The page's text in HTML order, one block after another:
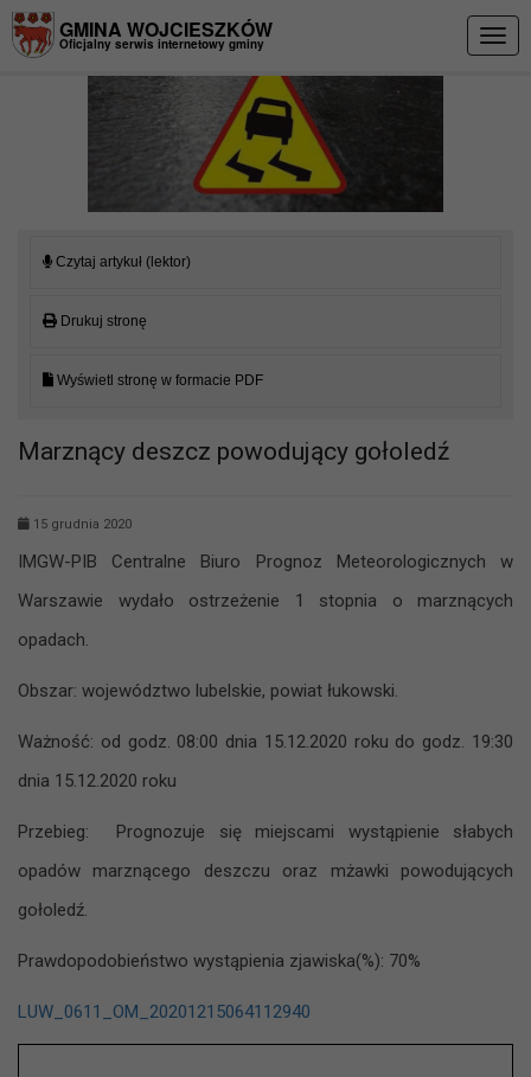
GMINA WOJCIESZKÓW
Oficjalny serwis internetowy gminy
Czytaj artykuł (lektor)
Drukuj stronę
Wyświetl stronę w formacie PDF
Marznący deszcz powodujący gołoledź
15 grudnia 2020
IMGW-PIB Centralne Biuro Prognoz Meteorologicznych w
Warszawie wydało ostrzeżenie 1 stopnia o marznących
opadach.
Obszar: województwo lubelskie, powiat łukowski.
Ważność: od godz. 08:00 dnia 15.12.2020 roku do godz. 19:30
dnia 15.12.2020 roku
Przebieg: Prognozuje się miejscami wystąpienie słabych
opadów marznącego deszczu oraz mżawki powodujących
gołoledź.
Prawdopodobieństwo wystąpienia zjawiska(%): 70%
LUW_0611_OM_20201215064112940